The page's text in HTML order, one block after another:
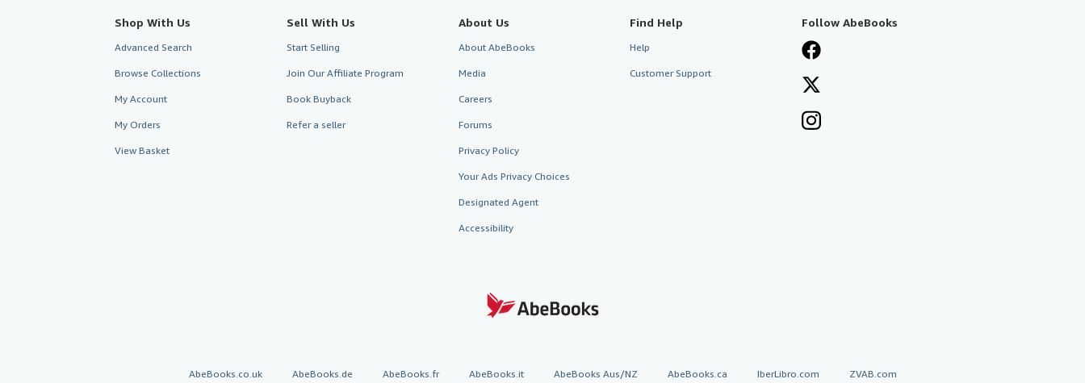
Shop With Us
Advanced Search
Browse Collections
My Account
My Orders
View Basket
Sell With Us
Start Selling
Join Our Affiliate Program
Book Buyback
Refer a seller
About Us
About AbeBooks
Media
Careers
Forums
Privacy Policy
Your Ads Privacy Choices
Designated Agent
Accessibility
Find Help
Help
Customer Support
Follow AbeBooks
AbeBooks.co.uk AbeBooks.de AbeBooks.fr AbeBooks.it AbeBooks Aus/NZ AbeBooks.ca IberLibro.com ZVAB.com